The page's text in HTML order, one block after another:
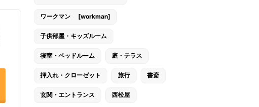
ワークマン [workman]
子供部屋・キッズルーム
寝室・ベッドルーム 庭・テラス
押入れ・クローゼット 旅行 書斎
玄関・エントランス 西松屋